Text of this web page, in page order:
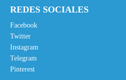
REDES SOCIALES
Facebook
Twitter
Instagram
Telegram
Pinterest